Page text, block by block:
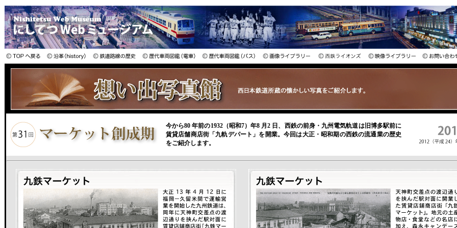
今から80 年前の1932（昭和7）年8 月2 日、西鉄の前身・九州電気軌道は旧博多駅前に
賃貸店舗商店街「九軌デパート」を開業。今回は大正・昭和期の西鉄の流通業の歴史
をご紹介します。